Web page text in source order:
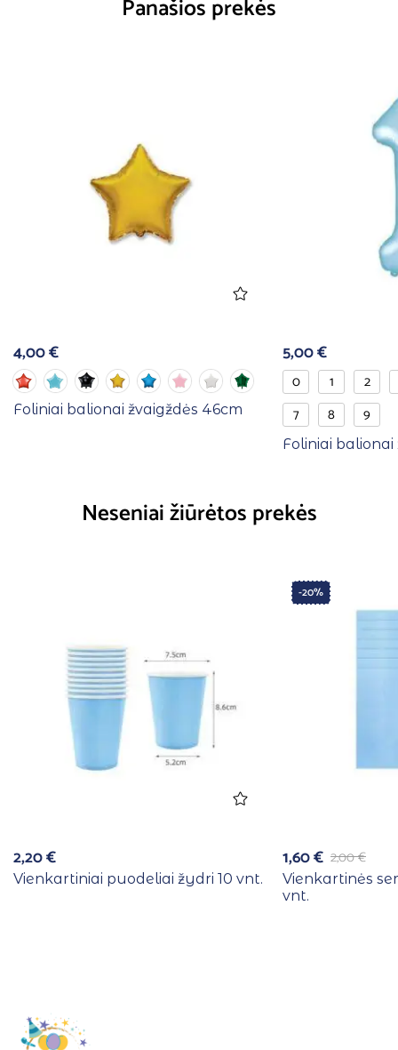
Panašios prekės
4,00€
Foliniai balionai žvaigždės 46cm
5,00€
0 1
2
7
8 9
Foliniai
Neseniai žiūrėtos prekės
2,20€
Vienkartiniai puodeliai žydri 10 vnt.
-20%
2,00€
1,60€
Vienkartinės
vnt.